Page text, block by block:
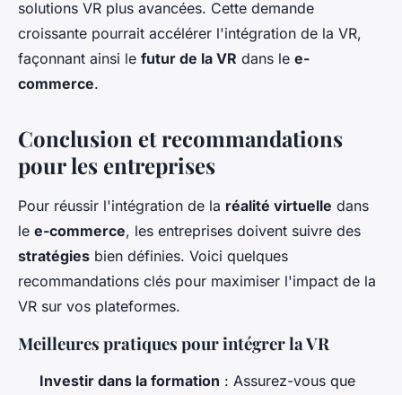
solutions VR plus avancées. Cette demande
croissante pourrait accélérer l'intégration de la VR,
façonnant ainsi le futur de la VR dans le e-
commerce.
Conclusion et recommandations
pour les entreprises
Pour réussir l'intégration de la réalité virtuelle dans
le e-commerce, les entreprises doivent suivre des
stratégies bien définies. Voici quelques
recommandations clés pour maximiser l'impact de la
VR sur vos plateformes.
Meilleures pratiques pour intégrer la VR
Investir dans la formation : Assurez-vous que